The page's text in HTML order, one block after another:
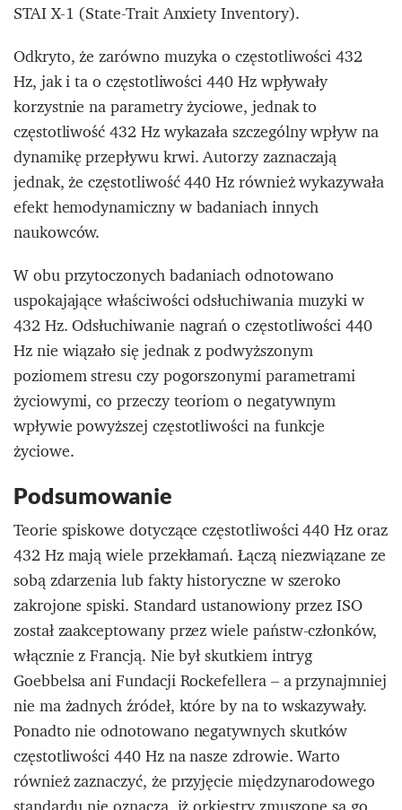
STAI X-1 (State-Trait Anxiety Inventory).
Odkryto, że zarówno muzyka o częstotliwości 432
Hz, jak i ta o częstotliwości 440 Hz wpływały
korzystnie na parametry życiowe, jednak to
częstotliwość 432 Hz wykazała szczególny wpływ na
dynamikę przepływu krwi. Autorzy zaznaczają
jednak, że częstotliwość 440 Hz również wykazywała
efekt hemodynamiczny w badaniach innych
naukowców.
W obu przytoczonych badaniach odnotowano
uspokajające właściwości odsłuchiwania muzyki w
432 Hz. Odsłuchiwanie nagrań o częstotliwości 440
Hz nie wiązało się jednak z podwyższonym
poziomem stresu czy pogorszonymi parametrami
życiowymi, co przeczy teoriom o negatywnym
wpływie powyższej częstotliwości na funkcje
życiowe.
Podsumowanie
Teorie spiskowe dotyczące częstotliwości 440 Hz oraz
432 Hz mają wiele przekłamań. Łączą niezwiązane ze
sobą zdarzenia lub fakty historyczne w szeroko
zakrojone spiski. Standard ustanowiony przez ISO
został zaakceptowany przez wiele państw-członków,
włącznie z Francją. Nie był skutkiem intryg
Goebbelsa ani Fundacji Rockefellera – a przynajmniej
nie ma żadnych źródeł, które by na to wskazywały.
Ponadto nie odnotowano negatywnych skutków
częstotliwości 440 Hz na nasze zdrowie. Warto
również zaznaczyć, że przyjęcie międzynarodowego